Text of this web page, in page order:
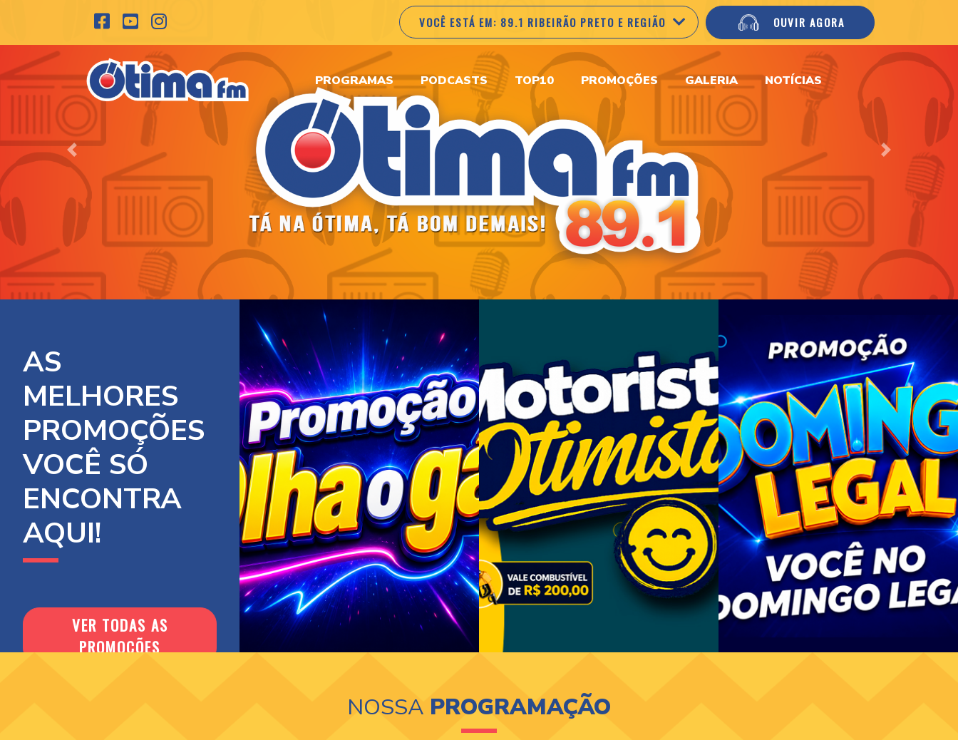
VOCÊ ESTÁ EM: 89.1 RIBEIRÃO PRETO E REGIÃO OUVIR AGORA
PROGRAMAS PODCASTS TOP10 PROMOÇÕES GALERIA NOTÍCIAS
Previous Next
AS
MELHORES
PROMOÇÕES
VOCÊ SÓ
ENCONTRA
AQUI!
VER TODAS AS
PROMOÇÕES
NOSSA PROGRAMAÇÃO